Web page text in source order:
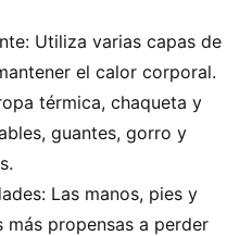
Utiliza varias capas de
el calor corporal.
térmica, chaqueta y
guantes, gorro y
Las manos, pies y
más propensas a perder